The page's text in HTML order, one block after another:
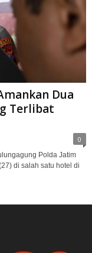
Dua
Terlibat
0
Polda Jatim
di salah satu hotel di